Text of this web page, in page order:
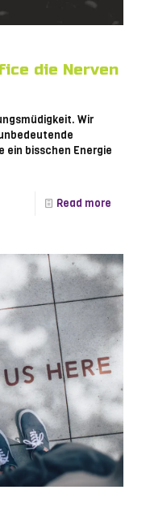
die Nerven
Wir
ein bisschen Energie
Read more